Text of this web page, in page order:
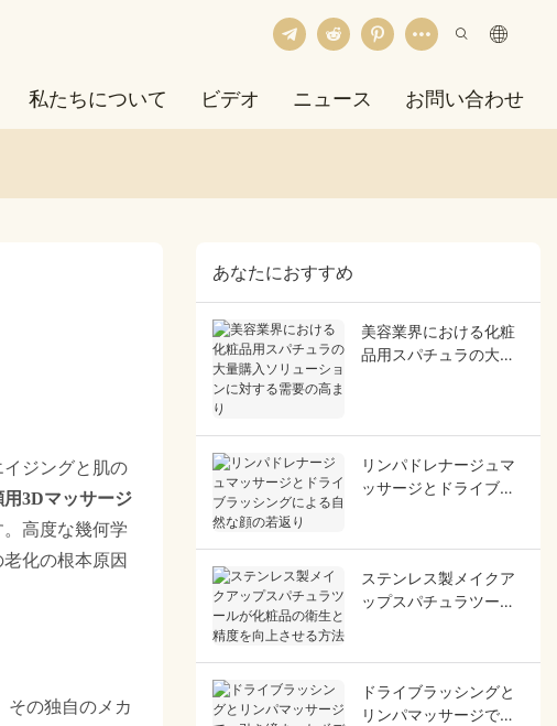
私たちについて ビデオ ニュース お問い合わせ
ジングと肌の
用3Dマッサージ
高度な幾何学
化の根本原因
その独自のメカ
あなたにおすすめ
美容業界における化粧
品用スパチュラの大量
リンパドレナージュマ
ッサージとドライブラ
ステンレス製メイクア
ップスパチュラツール
ドライブラッシングと
リンパマッサージで、